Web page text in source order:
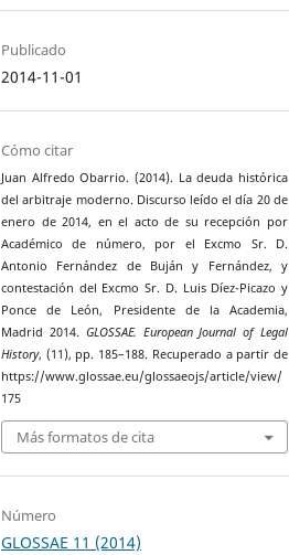
Publicado
2014-11-01
Cómo citar
Juan Alfredo Obarrio. (2014). La deuda histórica
del arbitraje moderno. Discurso leído el día 20 de
enero de 2014, en el acto de su recepción por
Académico de número, por el Excmo Sr. D.
Antonio Fernández de Buján y Fernández, y
contestación del Excmo Sr. D. Luis Díez-Picazo y
Ponce de León, Presidente de la Academia,
Madrid 2014. GLOSSAE. European Journal of Legal
History, (11), pp. 185–188. Recuperado a partir de
https://www.glossae.eu/glossaeojs/article/view/
175
Más formatos de cita
Número
GLOSSAE 11 (2014)